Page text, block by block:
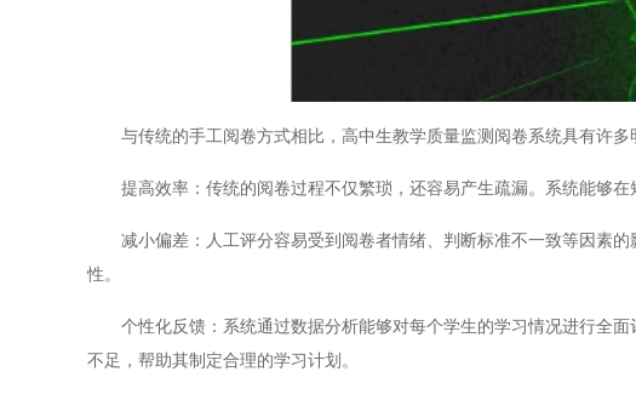
与传统的手工阅卷方式相比，高中生教学质量监测阅卷系统具有许多
提高效率：传统的阅卷过程不仅繁琐，还容易产生疏漏。系统能够在
减小偏差：人工评分容易受到阅卷者情绪、判断标准不一致等因素的
性。
个性化反馈：系统通过数据分析能够对每个学生的学习情况进行全面
不足，帮助其制定合理的学习计划。